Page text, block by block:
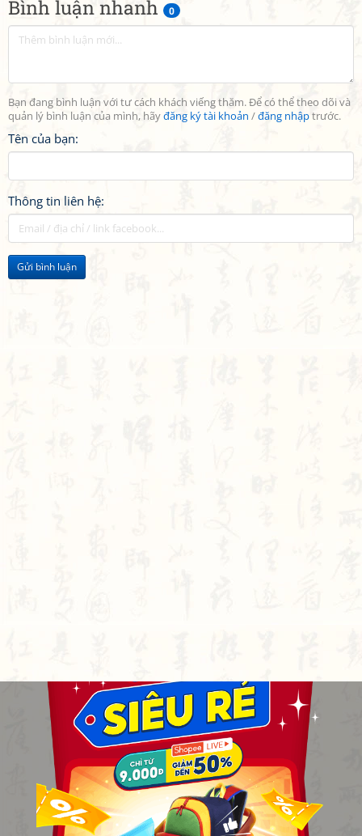
Bình luận nhanh 0
Bạn đang bình luận với tư cách khách viếng thăm. Để có thể theo dõi và
quản lý bình luận của mình, hãyđăng ký tài khoản /đăng nhậptrước.
Tên của bạn:
Thông tin liên hệ:
Gửi bình luận